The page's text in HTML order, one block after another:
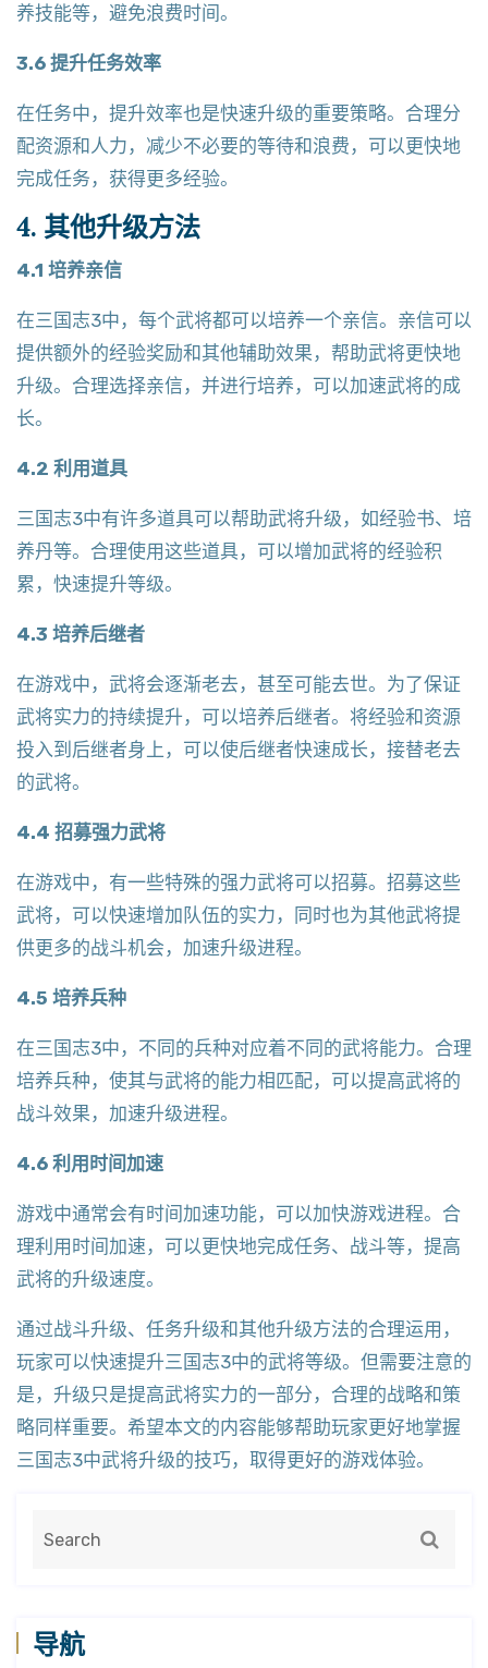
养技能等，避免浪费时间。
3.6 提升任务效率
在任务中，提升效率也是快速升级的重要策略。合理分
配资源和人力，减少不必要的等待和浪费，可以更快地
完成任务，获得更多经验。
4. 其他升级方法
4.1 培养亲信
在三国志3中，每个武将都可以培养一个亲信。亲信可以
提供额外的经验奖励和其他辅助效果，帮助武将更快地
升级。合理选择亲信，并进行培养，可以加速武将的成
长。
4.2 利用道具
三国志3中有许多道具可以帮助武将升级，如经验书、培
养丹等。合理使用这些道具，可以增加武将的经验积
累，快速提升等级。
4.3 培养后继者
在游戏中，武将会逐渐老去，甚至可能去世。为了保证
武将实力的持续提升，可以培养后继者。将经验和资源
投入到后继者身上，可以使后继者快速成长，接替老去
的武将。
4.4 招募强力武将
在游戏中，有一些特殊的强力武将可以招募。招募这些
武将，可以快速增加队伍的实力，同时也为其他武将提
供更多的战斗机会，加速升级进程。
4.5 培养兵种
在三国志3中，不同的兵种对应着不同的武将能力。合理
培养兵种，使其与武将的能力相匹配，可以提高武将的
战斗效果，加速升级进程。
4.6 利用时间加速
游戏中通常会有时间加速功能，可以加快游戏进程。合
理利用时间加速，可以更快地完成任务、战斗等，提高
武将的升级速度。
通过战斗升级、任务升级和其他升级方法的合理运用，
玩家可以快速提升三国志3中的武将等级。但需要注意的
是，升级只是提高武将实力的一部分，合理的战略和策
略同样重要。希望本文的内容能够帮助玩家更好地掌握
三国志3中武将升级的技巧，取得更好的游戏体验。
导航